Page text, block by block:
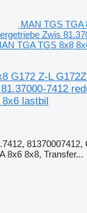
MAN TGS TGA
Zwis
TGA TGS 8x8
G172 Z-L
7412
lastbil
81370007412,
8x6 8x8, Transfer...